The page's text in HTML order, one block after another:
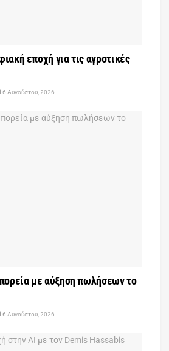
εποχή για τις αγροτικές
6 Αυγούστου, 2026
με αύξηση πωλήσεων το
6 Αυγούστου, 2026